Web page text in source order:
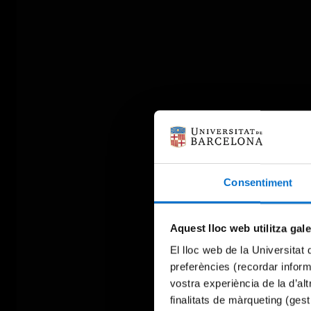
Consentiment
Aquest lloc web utilitza
El lloc web de la Universitat
preferències (recordar
vostra experiència de la
finalitats de màrqueting